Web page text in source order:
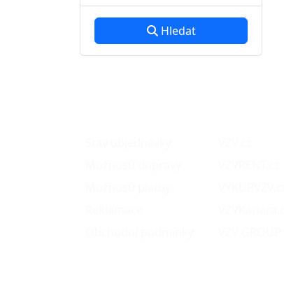
Hledat